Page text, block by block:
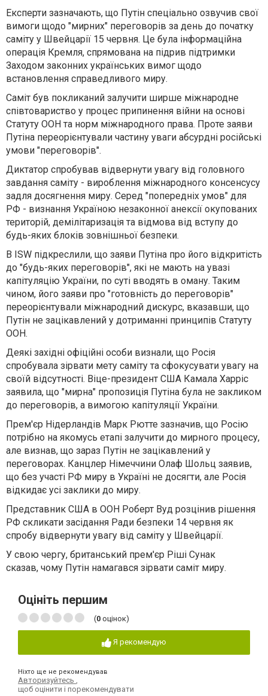
Експерти зазначають, що Путін спеціально озвучив свої
вимоги щодо "мирних" переговорів за день до початку
саміту у Швейцарії 15 червня. Це була інформаційна
операція Кремля, спрямована на підрив підтримки
Заходом законних українських вимог щодо
встановлення справедливого миру.
Саміт був покликаний залучити ширше міжнародне
співтовариство у процес припинення війни на основі
Статуту ООН та норм міжнародного права. Проте заяви
Путіна переорієнтували частину уваги абсурдні російські
умови "переговорів".
Диктатор спробував відвернути увагу від головного
завдання саміту - вироблення міжнародного консенсусу
задля досягнення миру. Серед "попередніх умов" для
РФ - визнання Україною незаконної анексії окупованих
територій, демілітаризація та відмова від вступу до
будь-яких блоків зовнішньої безпеки.
В ISW підкреслили, що заяви Путіна про його відкритість
до "будь-яких переговорів", які не мають на увазі
капітуляцію України, по суті вводять в оману. Таким
чином, його заяви про "готовність до переговорів"
переорієнтували міжнародний дискурс, вказавши, що
Путін не зацікавлений у дотриманні принципів Статуту
ООН.
Деякі західні офіційні особи визнали, що Росія
спробувала зірвати мету саміту та сфокусувати увагу на
своїй відсутності. Віце-президент США Камала Харріс
заявила, що "мирна" пропозиція Путіна була не закликом
до переговорів, а вимогою капітуляції України.
Прем'єр Нідерландів Марк Рютте зазначив, що Росію
потрібно на якомусь етапі залучити до мирного процесу,
але визнав, що зараз Путін не зацікавлений у
переговорах. Канцлер Німеччини Олаф Шольц заявив,
що без участі РФ миру в Україні не досягти, але Росія
відкидає усі заклики до миру.
Представник США в ООН Роберт Вуд розцінив рішення
РФ скликати засідання Ради безпеки 14 червня як
спробу відвернути увагу від саміту у Швейцарії.
У свою чергу, британський прем'єр Ріші Сунак
сказав, чому Путін намагався зірвати саміт миру.
Оцініть першим
(0 оцінок)
Я рекомендую
Ніхто ще не рекомендував
Авторизуйтесь
щоб оцінити і порекомендувати